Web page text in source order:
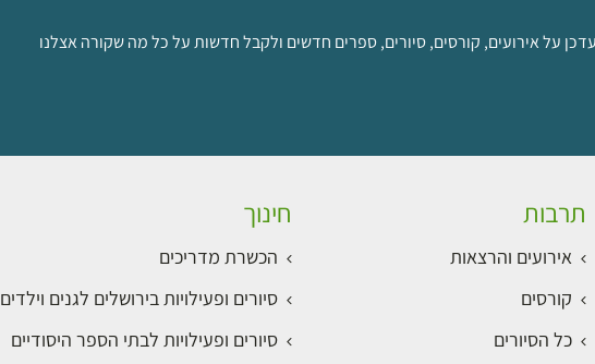
על אירועים, קורסים, סיורים, ספרים חדשים ולקבל חדשות על כל מה שקורה אצלנו
תרבות
אירועים והרצאות
קורסים
כל הסיורים
חינוך
הכשרת מדריכים
סיורים ופעילויות בירושלים לגנים וילדים
סיורים ופעילויות לבתי הספר היסודיים